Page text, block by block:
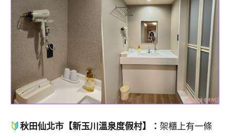
秋田仙北市【新玉川溫泉度假村】：架櫃上有一條